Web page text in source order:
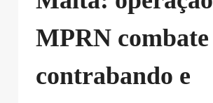
MPRN combate
contrabando e